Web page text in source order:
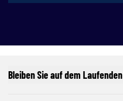
Bleiben Sie auf dem Laufenden